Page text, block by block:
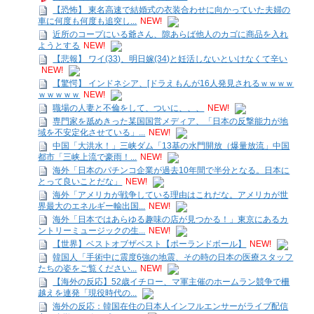
【恐怖】 東名高速で結婚式の衣装合わせに向かっていた夫婦の
車に何度も何度も追突し... NEW!
近所のコープにいる爺さん、隙あらば他人のカゴに商品を入れ
ようとする NEW!
【悲報】 ワイ(33)、明日嫁(34)と妊活しないといけなくて辛い
NEW!
【驚愕】 インドネシア、[ドラえもんが16人発見されるｗｗｗｗ
ｗｗｗｗｗ
NEW!
職場の人妻と不倫をして、ついに、、、
NEW!
専門家を舐めきった某国国営メディア、「日本の反撃能力が地
域を不安定化させている」... NEW!
中国「大洪水！」三峡ダム「13基の水門開放（爆量放流」中国
都市「三峡上流で豪雨！... NEW!
海外「日本のパチンコ企業が過去10年間で半分となる。日本に
とって良いことだな」
NEW!
海外「アメリカが戦争している理由はこれだな。アメリカが世
界最大のエネルギー輸出国... NEW!
海外「日本ではあらゆる趣味の店が見つかる！」東京にあるカ
ントリーミュージックの生... NEW!
【世界】ベストオブザベスト【ポーランドボール】
NEW!
韓国人「手術中に震度6強の地震、その時の日本の医療スタッフ
たちの姿をご覧ください... NEW!
【海外の反応】52歳イチロー、マ軍主催のホームラン競争で柵
越えを連発「現役時代の...
海外の反応：韓国在住の日本人インフルエンサーがライブ配信